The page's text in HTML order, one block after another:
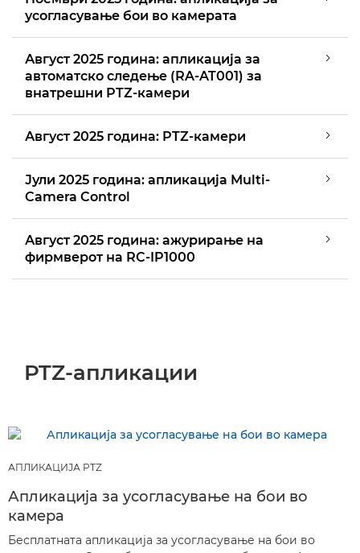
усогласување бои во камерата
Август 2025 година: апликација за
автоматско следење (RA-AT001) за
внатрешни PTZ-камери
Август 2025 година: PTZ-камери
Јули 2025 година: апликација Multi-
Camera Control
Август 2025 година: ажурирање на
фирмверот на RC-IP1000
PTZ-апликации
АПЛИКАЦИЈА PTZ
Апликација за усогласување на бои во
камера
Бесплатната апликација за усогласување на бои во